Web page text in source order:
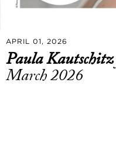
APRIL 01, 2026
Paula Kautschitz
March 2026